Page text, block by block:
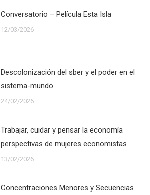
Conversatorio – Película Esta Isla
12/03/2026
Descolonización del sber y el poder en el
sistema-mundo
24/02/2026
Trabajar, cuidar y pensar la economía
perspectivas de mujeres economistas
13/02/2026
Concentraciones Menores y Secuencias